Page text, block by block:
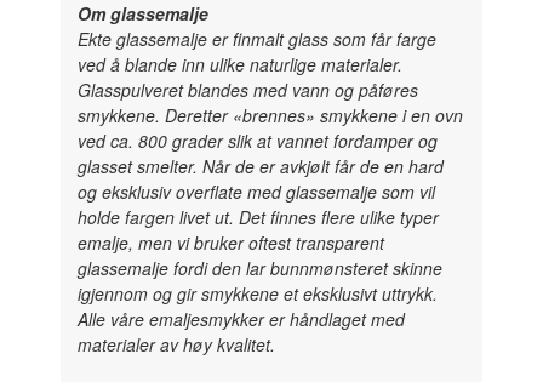
Om glassemalje
Ekte glassemalje er finmalt glass som får farge
ved å blande inn ulike naturlige materialer.
Glasspulveret blandes med vann og påføres
smykkene. Deretter «brennes» smykkene i en ovn
ved ca. 800 grader slik at vannet fordamper og
glasset smelter. Når de er avkjølt får de en hard
og eksklusiv overflate med glassemalje som vil
holde fargen livet ut. Det finnes flere ulike typer
emalje, men vi bruker oftest transparent
glassemalje fordi den lar bunnmønsteret skinne
igjennom og gir smykkene et eksklusivt uttrykk.
Alle våre emaljesmykker er håndlaget med
materialer av høy kvalitet.